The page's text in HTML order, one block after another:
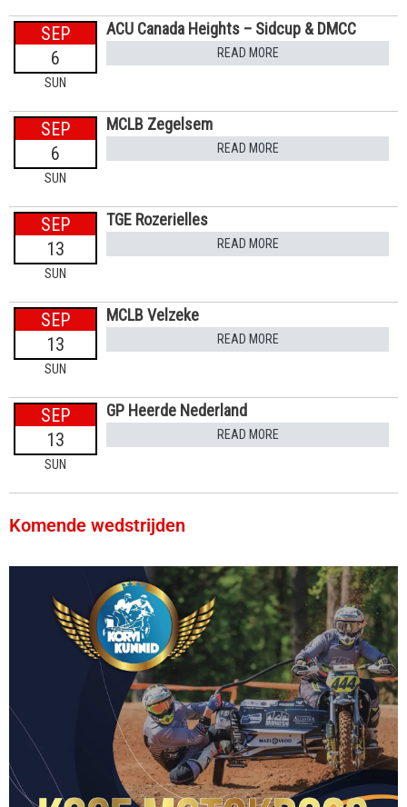
SEP
6
SUN
ACU Canada Heights – Sidcup & DMCC
READ MORE
SEP
6
SUN
MCLB Zegelsem
READ MORE
SEP
13
SUN
TGE Rozerielles
READ MORE
SEP
13
SUN
MCLB Velzeke
READ MORE
SEP
13
SUN
GP Heerde Nederland
READ MORE
Komende wedstrijden